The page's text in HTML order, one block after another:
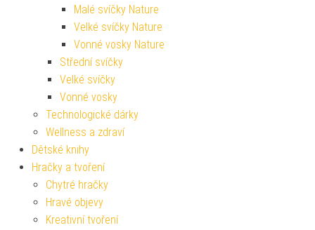
Malé svíčky Nature
Velké svíčky Nature
Vonné vosky Nature
Střední svíčky
Velké svíčky
Vonné vosky
Technologické dárky
Wellness a zdraví
Dětské knihy
Hračky a tvoření
Chytré hračky
Hravé objevy
Kreativní tvoření